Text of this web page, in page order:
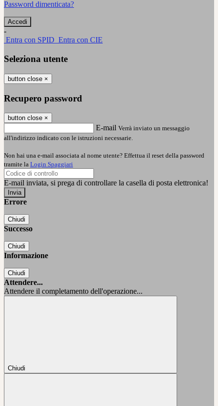
Password dimenticata?
-
Entra con SPID Entra con CIE
Seleziona utente
button close ×
Recupero password
button close ×
E-mail Verrà inviato un messaggio
all'indirizzo indicato con le istruzioni necessarie.
Non hai una e-mail associata al nome utente? Effettua il reset della password
tramite la Login Spaggiari
E-mail inviata, si prega di controllare la casella di posta elettronica!
Errore
Chiudi
Successo
Chiudi
Informazione
Chiudi
Attendere...
Attendere il completamento dell'operazione...
Chiudi